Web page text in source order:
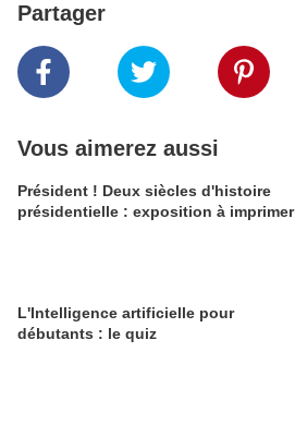
Partager
Vous aimerez aussi
Président ! Deux siècles d'histoire
présidentielle : exposition à imprimer
L'Intelligence artificielle pour
débutants : le quiz